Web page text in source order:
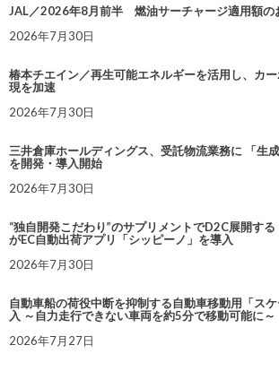
JAL／2026年8月前半 燃油サーチャージ適用額の
2026年7月30日
椿本チエイン／再生可能エネルギーを活用し、カ
現を加速
2026年7月30日
三井倉庫ホールディングス、受託物流業務に 「生
を開発・導入開始
2026年7月30日
“独自開発こだわり”のサプリメントでD2C展開する
がEC自動出荷アプリ「シッピーノ」を導入
2026年7月30日
自動車船の荷役中断を抑制する自動車移動用「ス
入 ～自力走行できない車両を約5分で移動可能に～
2026年7月27日